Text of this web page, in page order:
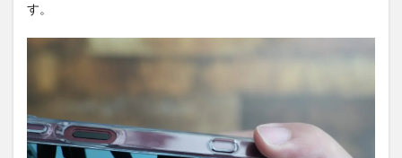
す。